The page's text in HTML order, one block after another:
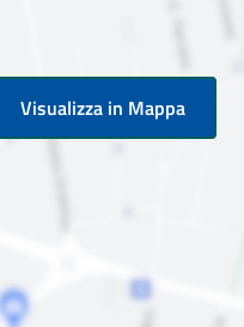
Visualizza in Mappa